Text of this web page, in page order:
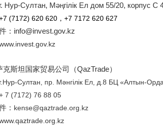
г. Нур-Султан, Мәңгілік Ел дом 55/20, корпус С
(7172) 620 620，+7 7172 620 627
： info@invest.gov.kz
克斯坦国家贸易公司 （QazTrade）
г.Нур-Султан, пр. Мәнгілік Ел, д.8 БЦ «Алтын-
7 (7172) 76 88 05
： kense@qaztrade.org.kz
qaztrade.org.kz